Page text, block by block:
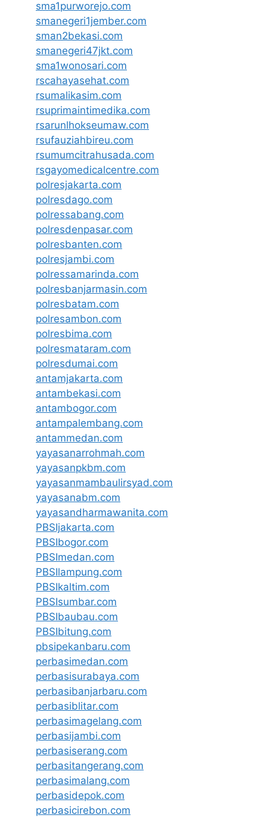
sma1purworejo.com
smanegeri1jember.com
sman2bekasi.com
smanegeri47jkt.com
sma1wonosari.com
rscahayasehat.com
rsumalikasim.com
rsuprimaintimedika.com
rsarunlhokseumaw.com
rsufauziahbireu.com
rsumumcitrahusada.com
rsgayomedicalcentre.com
polresjakarta.com
polresdago.com
polressabang.com
polresdenpasar.com
polresbanten.com
polresjambi.com
polressamarinda.com
polresbanjarmasin.com
polresbatam.com
polresambon.com
polresbima.com
polresmataram.com
polresdumai.com
antamjakarta.com
antambekasi.com
antambogor.com
antampalembang.com
antammedan.com
yayasanarrohmah.com
yayasanpkbm.com
yayasanmambaulirsyad.com
yayasanabm.com
yayasandharmawanita.com
PBSIjakarta.com
PBSIbogor.com
PBSImedan.com
PBSIlampung.com
PBSIkaltim.com
PBSIsumbar.com
PBSIbaubau.com
PBSIbitung.com
pbsipekanbaru.com
perbasimedan.com
perbasisurabaya.com
perbasibanjarbaru.com
perbasiblitar.com
perbasimagelang.com
perbasijambi.com
perbasiserang.com
perbasitangerang.com
perbasimalang.com
perbasidepok.com
perbasicirebon.com